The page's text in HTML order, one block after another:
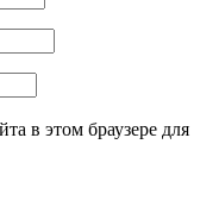
в этом браузере для